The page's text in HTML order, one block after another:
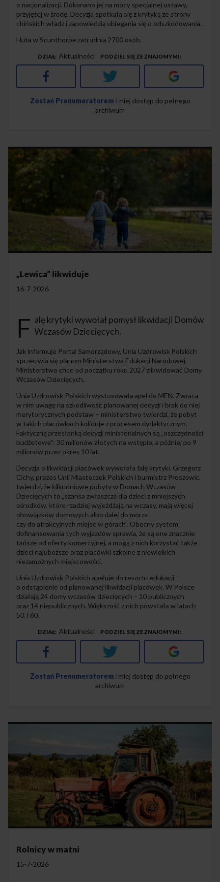
o nacjonalizacji. Dokonano jej na mocy specjalnej ustawy,
przyjętej w środę. Decyzja spotkała się z krytyką ze strony
chińskich władz i zapowiedzią ubiegania się o odszkodowania.
Huta w Scunthorpe zatrudnia 2700 osób.
DZIAŁ Aktualności PODZIEL SIĘ ZE ZNAJOMYMI
Twitter Google+
Zostań Prenumeratorem i miej dostęp do pełnego
archiwum
„Lewica” likwiduje
16-7-2026
F alę krytyki wywołał pomysł likwidacji Domów
Wczasów Dziecięcych.
Jak informuje Portal Samorządowy, Unia Uzdrowisk Polskich
sprzeciwia się planom Ministerstwa Edukacji Narodowej.
Ministerstwo chce od początku roku 2027 zlikwidować Domy
Wczasów Dziecięcych.
Unia Uzdrowisk Polskich wystosowała apel do MEN. Zwraca
w nim uwagę na szkodliwość planowanej decyzji i brak do niej
merytorycznych podstaw – ministerstwo twierdzi, że pobyt
w takich placówkach koliduje z procesem dydaktycznym.
Faktyczną przesłanką decyzji ministerialnych są „oszczędności
budżetowe”: 30 milionów złotych na wstępie, a później po 9
milionów przez okres 10 lat.
Decyzja o likwidacji placówek wywołała falę krytyki. Grzegorz
Cichy, prezes Unii Miasteczek Polskich i burmistrz Proszowic,
twierdzi, że kilkudniowe pobyty w Domach Wczasów
Dziecięcych to „szansa zwłaszcza dla dzieci z mniejszych
ośrodków, które rzadziej wyjeżdżają na wczasy, mają więcej
obowiązków domowych albo dalej do morza
czy do atrakcyjnych miejsc w górach”. Obecny system
dofinansowania tych wyjazdów sprawia, że są one znacznie
tańsze od oferty komercyjnej, a mogą z nich korzystać także
dzieci najuboższe oraz placówki szkolne z niewielkich
niezamożnych miejscowości.
Unia Uzdrowisk Polskich apeluje do resortu edukacji
o odstąpienie od planowanej likwidacji placówek. W Polsce
działają 24 domy wczasów dziecięcych – 10 publicznych
oraz 14 niepublicznych. Większość z nich powstała w latach
50. i 60.
DZIAŁ Aktualności PODZIEL SIĘ ZE ZNAJOMYMI
Twitter Google+
Zostań Prenumeratorem i miej dostęp do pełnego
archiwum
Rolnicy w matni
15-7-2026